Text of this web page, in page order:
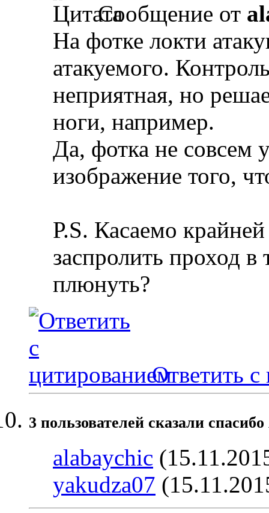
Сообщение от
На фотке локти
атакуемого.
неприятная, но
ноги, например.
Да, фотка не совсем
изображение того,
Р.S. Касаемо
заспролить проход
плюнуть?
Ответить с
3 пользователей сказали
alabaychic
yakudza07